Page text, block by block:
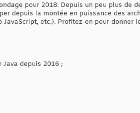
pour 2018. Depuis un peu plus de
depuis la montée en puissance des
etc.). Profitez-en pour donner
depuis 2016 ;